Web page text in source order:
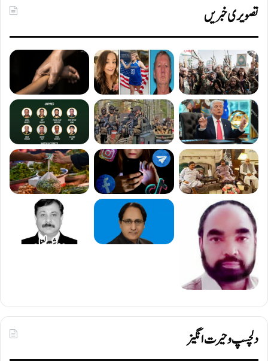
تصویری خبریں
دلچسپ و حیرت انگیز